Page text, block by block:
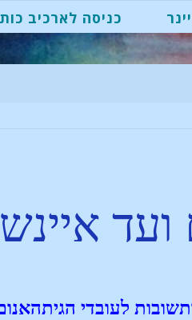
כניסה לארכיב
לעובדי